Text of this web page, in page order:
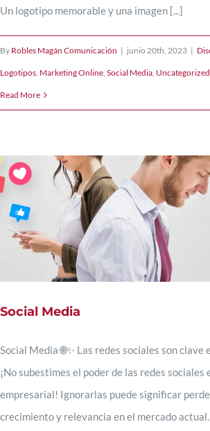
Un logotipo memorable y una imagen [...]
By Robles Magán Comunicación | junio 20th, 2023 |
Logotipos, Marketing Online, Social Media, Uncategorized
Read More
Social Media
Social Media 🌐✨ Las redes sociales son
¡No subestimes el poder de las redes
empresarial! Ignorarlas puede significar
crecimiento y relevancia en el mercado actual.